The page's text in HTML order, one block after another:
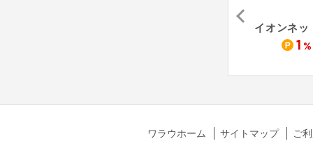
1 %
ワラウホーム サイトマップ ご